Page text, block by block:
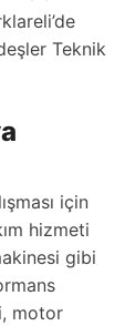
Teknik
için
hizmeti
gibi
motor